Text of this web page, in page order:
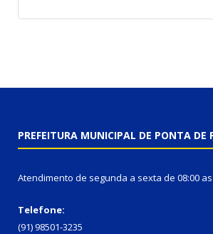
PREFEITURA MUNICIPAL DE PONTA DE
Atendimento de segunda a sexta de 08:00 as
Telefone:
(91) 98501-3235